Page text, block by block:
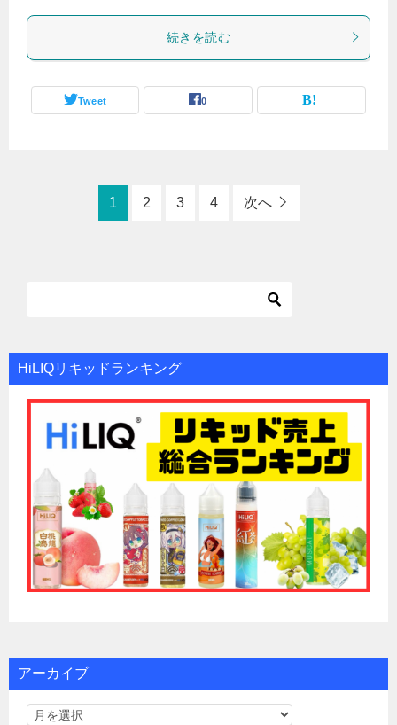
続きを読む
Tweet 0
1 2 3 4 次へ
HiLIQリキッドランキング
アーカイブ